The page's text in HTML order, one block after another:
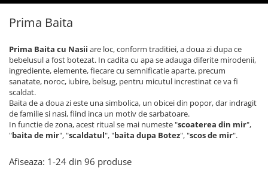
Pentru Nana Moasa
Rochite Craciun
Rochii Sedinta Foto Maternitate
Paltonase, Botosei si Bonete
Fete de Masa
Lenjerii de patut
Paturici Bebelusi
Prosoape brodate
Saculeti gradinitia
Sorturi personalizate
Tricouri brodate
Prima Baita
Prima Baita cu Nasii are loc, conform traditiei, a doua zi dupa ce
bebelusul a fost botezat. In cadita cu apa se adauga diferite mirodenii,
ingrediente, elemente, fiecare cu semnificatie aparte, precum
sanatate, noroc, iubire, belsug, pentru micutul increstinat ce va fi
scaldat.
Baita de a doua zi este una simbolica, un obicei din popor, dar indragit
de familie si nasi, fiind inca un motiv de sarbatoare.
In functie de zona, acest ritual se mai numeste "scoaterea din mir",
"baita de mir", "scaldatul", "baita dupa Botez", "scos de mir".
Afiseaza: 1-24 din 96 produse